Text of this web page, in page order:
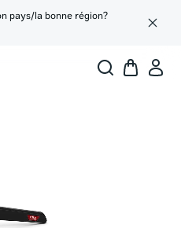
pays/la bonne région?